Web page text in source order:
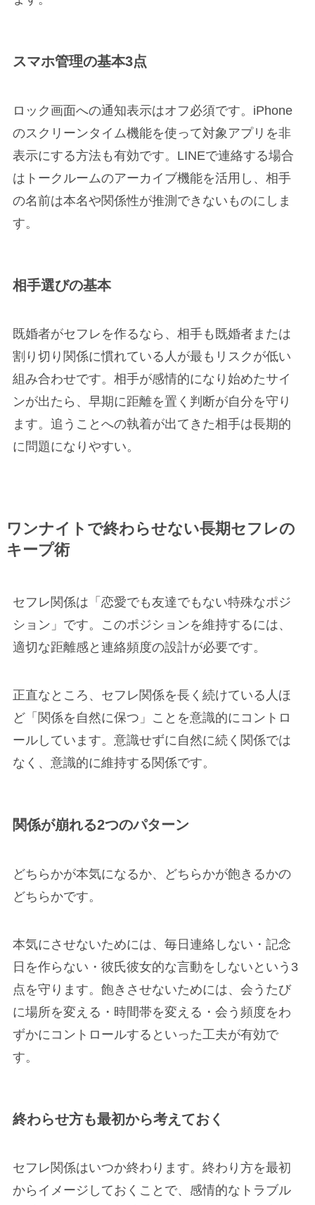
スマホ管理の基本3点
ロック画面への通知表示はオフ必須です。iPhone
のスクリーンタイム機能を使って対象アプリを非
表示にする方法も有効です。LINEで連絡する場合
はトークルームのアーカイブ機能を活用し、相手
の名前は本名や関係性が推測できないものにしま
す。
相手選びの基本
既婚者がセフレを作るなら、相手も既婚者または
割り切り関係に慣れている人が最もリスクが低い
組み合わせです。相手が感情的になり始めたサイ
ンが出たら、早期に距離を置く判断が自分を守り
ます。追うことへの執着が出てきた相手は長期的
に問題になりやすい。
ワンナイトで終わらせない長期セフレの
キープ術
セフレ関係は「恋愛でも友達でもない特殊なポジ
ション」です。このポジションを維持するには、
適切な距離感と連絡頻度の設計が必要です。
正直なところ、セフレ関係を長く続けている人ほ
ど「関係を自然に保つ」ことを意識的にコントロ
ールしています。意識せずに自然に続く関係では
なく、意識的に維持する関係です。
関係が崩れる2つのパターン
どちらかが本気になるか、どちらかが飽きるかの
どちらかです。
本気にさせないためには、毎日連絡しない・記念
日を作らない・彼氏彼女的な言動をしないという3
点を守ります。飽きさせないためには、会うたび
に場所を変える・時間帯を変える・会う頻度をわ
ずかにコントロールするといった工夫が有効で
す。
終わらせ方も最初から考えておく
セフレ関係はいつか終わります。終わり方を最初
からイメージしておくことで、感情的なトラブル